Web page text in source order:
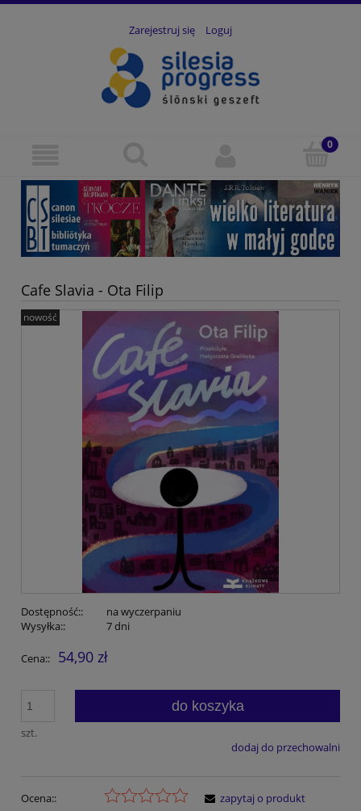
Zarejestruj się Loguj
Cafe Slavia - Ota Filip
nowość
Dostępność::
na wyczerpaniu
Wysyłka::
7 dni
Cena:: 54,90 zł
szt.
do koszyka
dodaj do przechowalni
Ocena::
zapytaj o produkt